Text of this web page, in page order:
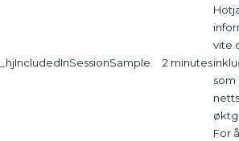
_hjIncludedInSessionSample 2 minutes
vite
som
For